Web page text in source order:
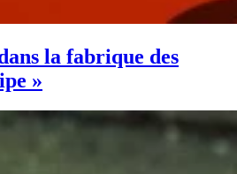
la fabrique des
»